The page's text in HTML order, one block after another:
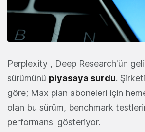
Perplexity , Deep Research'ün
sürümünü piyasaya sürdü.
göre; Max plan aboneleri için
olan bu sürüm, benchmark
performansı gösteriyor.